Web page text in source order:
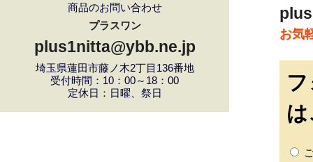
商品のお問い合わせ
プラスワン
plus1nitta@ybb.ne.jp
埼玉県蓮田市藤ノ木2丁目136番地
受付時間：10：00～18：00
定休日：日曜、祭日
お気